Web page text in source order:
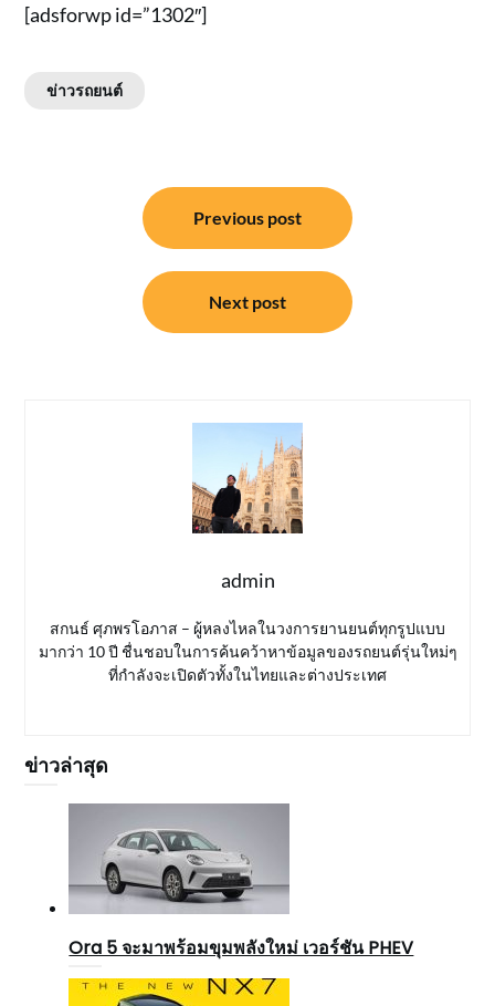
[adsforwp id=”1302″]
ข่าวรถยนต์
Previous post
Next post
admin
สกนธ์ ศุภพรโอภาส – ผู้หลงไหลในวงการยานยนต์ทุกรูปแบบ
มากว่า 10 ปี ชื่นชอบในการค้นคว้าหาข้อมูลของรถยนต์รุ่นใหม่ๆ
ที่กำลังจะเปิดตัวทั้งในไทยและต่างประเทศ
ข่าวล่าสุด
Ora 5 จะมาพร้อมขุมพลังใหม่ เวอร์ชัน PHEV